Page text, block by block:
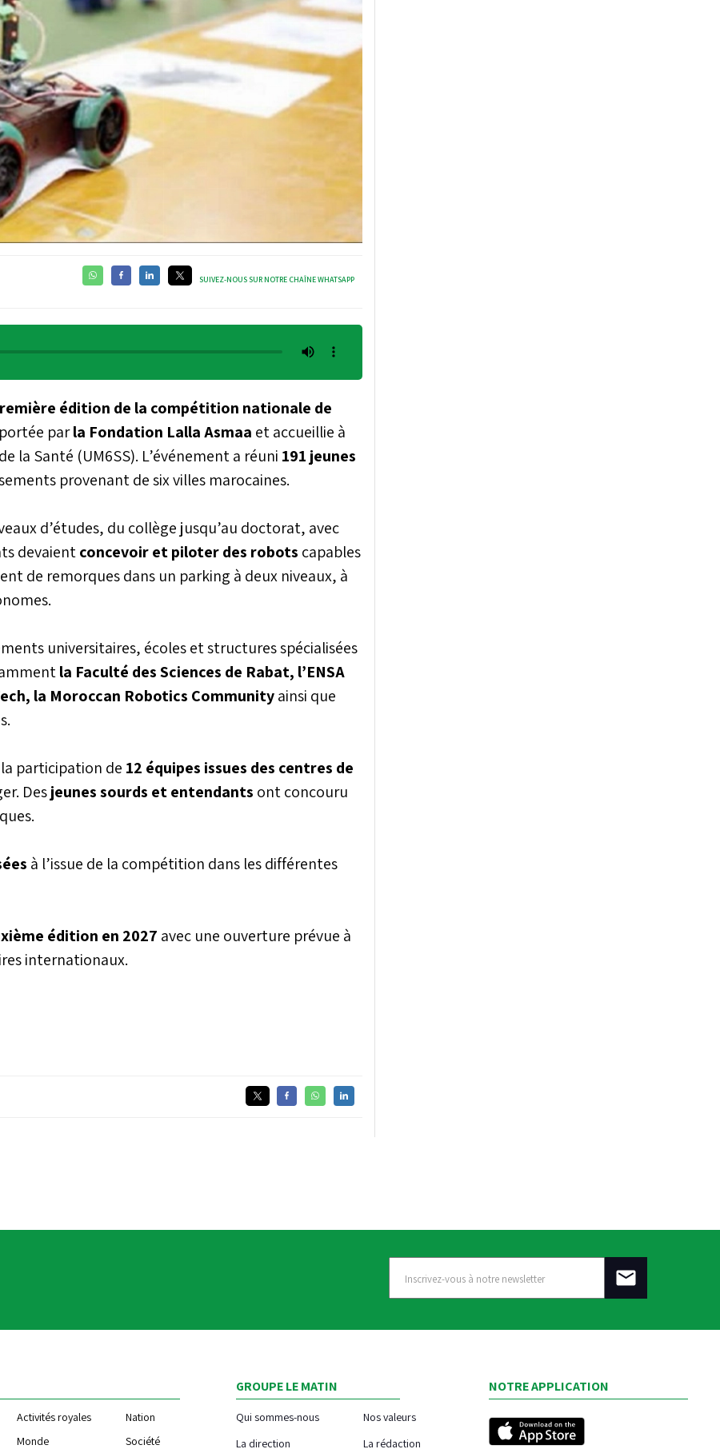
SUIVEZ-NOUS SUR NOTRE CHAÎNE WHATSAPP
édition de la compétition nationale de
parla Fondation Lalla Asmaa et accueillie à
la Santé (UM6SS). L’événement a réuni 191 jeunes
provenant de six villes marocaines.
d’études, du collège jusqu’au doctorat, avec
devaientconcevoir et piloter des robots capables
de remorques dans un parking à deux niveaux, à
universitaires, écoles et structures spécialisées
la Faculté des Sciences de Rabat, l’ENSA
la Moroccan Robotics Communityainsi que
participation de 12 équipes issues des centres de
Desjeunes sourds et entendants ont concouru
à l’issue de la compétition dans les différentes
édition en 2027 avec une ouverture prévue à
internationaux.
Activités royales
Nation
Monde Société
GROUPE LE MATIN
Qui sommes-nous
Nos valeurs
La direction
La rédaction
NOTRE APPLICATION